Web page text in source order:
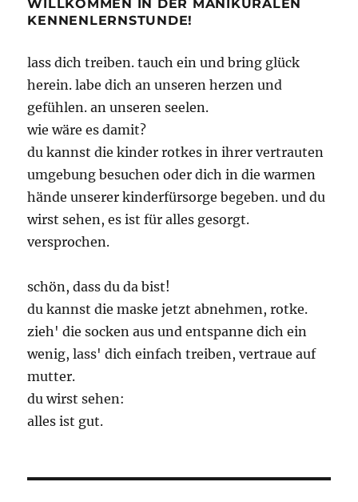
WILLKOMMEN IN DER MANIKÜRALEN
KENNENLERNSTUNDE!
lass dich treiben. tauch ein und bring glück
herein. labe dich an unseren herzen und
gefühlen. an unseren seelen.
wie wäre es damit?
du kannst die kinder rotkes in ihrer vertrauten
umgebung besuchen oder dich in die warmen
hände unserer kinderfürsorge begeben. und du
wirst sehen, es ist für alles gesorgt.
versprochen.
schön, dass du da bist!
du kannst die maske jetzt abnehmen, rotke.
zieh' die socken aus und entspanne dich ein
wenig, lass' dich einfach treiben, vertraue auf
mutter.
du wirst sehen:
alles ist gut.